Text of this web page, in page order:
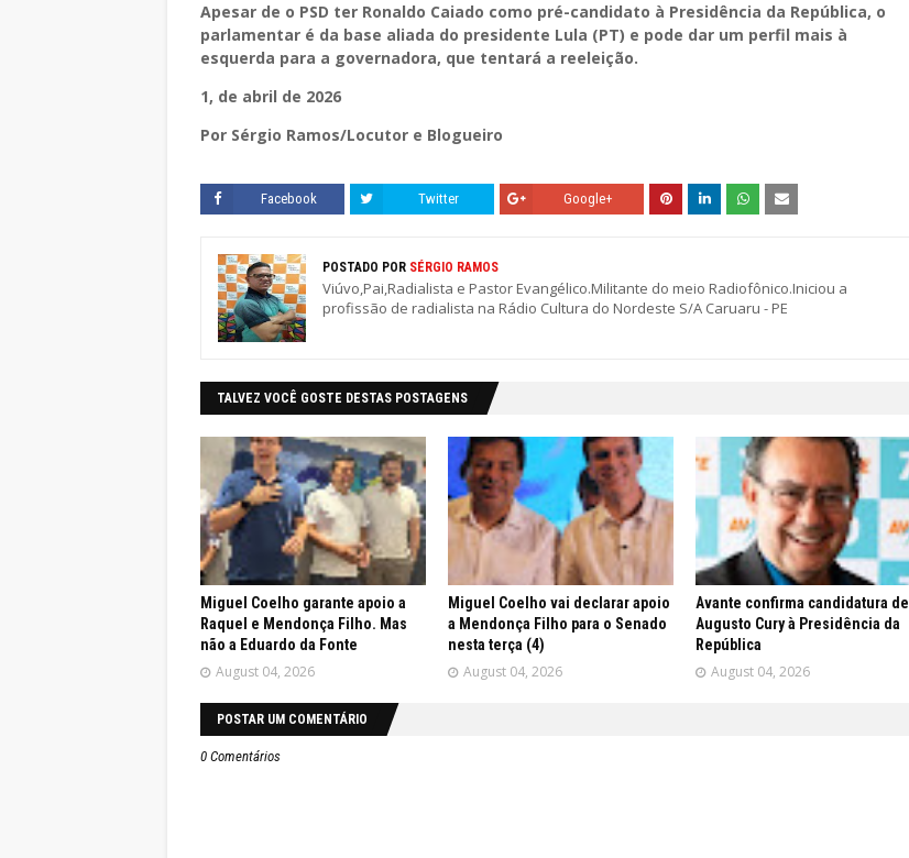
Apesar de o PSD ter Ronaldo Caiado como pré-candidato à Presidência da República, o
parlamentar é da base aliada do presidente Lula (PT) e pode dar um perfil mais à
esquerda para a governadora, que tentará a reeleição.
1, de abril de 2026
Por Sérgio Ramos/Locutor e Blogueiro
Facebook Twitter Google+
POSTADO POR SÉRGIO RAMOS
Viúvo,Pai,Radialista e Pastor Evangélico.Militante do meio Radiofônico.Iniciou a
profissão de radialista na Rádio Cultura do Nordeste S/A Caruaru - PE
TALVEZ VOCÊ GOSTE DESTAS POSTAGENS
Miguel Coelho garante apoio a
Raquel e Mendonça Filho. Mas
não a Eduardo da Fonte
August 04, 2026
Miguel Coelho vai declarar apoio
a Mendonça Filho para o Senado
nesta terça (4)
August 04, 2026
Avante confirma candidatura de
Augusto Cury à Presidência da
República
August 04, 2026
POSTAR UM COMENTÁRIO
0 Comentários